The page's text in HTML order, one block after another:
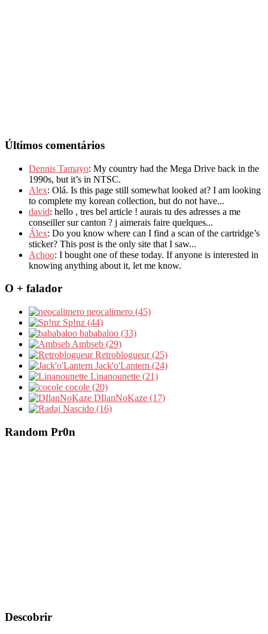
Últimos comentários
Dennis Tamayo: My country had the Mega Drive back in the
1990s, but it’s in NTSC.
Alex: Olá. Is this page still somewhat looked at? I am looking
to complete my korean collection, but do not have...
david: hello , tres bel article ! aurais tu des adresses a me
conseiller sur canton ? j aimerais faire quelques...
Álex: Do you know where can I find a scan of the cartridge’s
sticker? This post is the only site that I saw...
Achoo: I bought one of these today. If anyone is interested in
knowing anything about it, let me know.
O + falador
neocalimero (45)
Sp!nz (44)
bababaloo (33)
Ambseb (29)
Retroblogueur (25)
Jack'o'Lantern (24)
Linanounette (21)
cocole (20)
DIlanNoKaze (17)
Nascido (16)
Random Pr0n
Descobrir